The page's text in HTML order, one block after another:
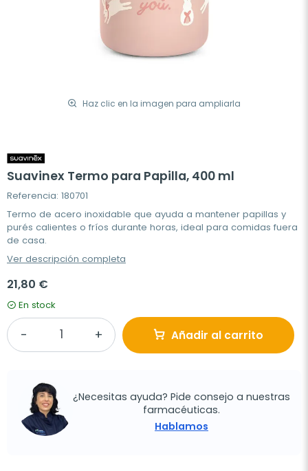
Haz clic en la imagen para ampliarla
Suavinex Termo para Papilla, 400 ml
Referencia: 180701
Termo de acero inoxidable que ayuda a mantener papillas y
purés calientes o fríos durante horas, ideal para comidas fuera
de casa.
Ver descripción completa
21,80 €
En stock
Añadir al carrito
¿Necesitas ayuda? Pide consejo a nuestras
farmacéuticas.
Hablamos